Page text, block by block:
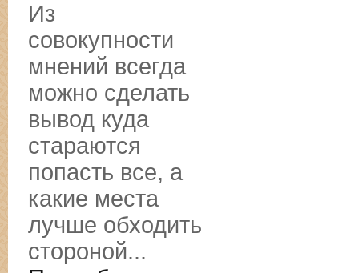
Из
совокупности
мнений всегда
можно сделать
вывод куда
стараются
попасть все, а
какие места
лучше обходить
стороной...